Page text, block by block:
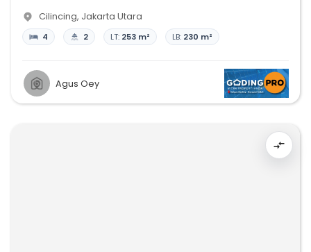
Cilincing, Jakarta Utara
4 2 LT: 253 m² LB: 230 m²
Agus Oey